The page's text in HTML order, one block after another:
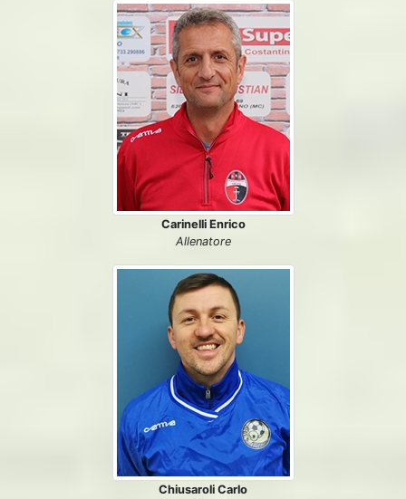
Carinelli Enrico
Allenatore
Chiusaroli Carlo